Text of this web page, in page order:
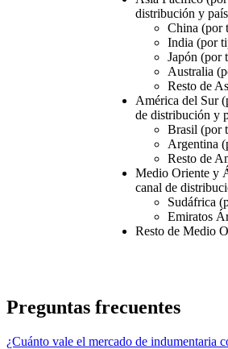
distribución y
China (por
India (por
Japón (por
Australia
Resto de
América del Sur
de distribución y
Brasil (por
Argentina
Resto de
Medio Oriente y
canal de
Sudáfrica
Emiratos
Resto de Medio
Preguntas frecuentes
¿Cuánto vale el mercado de indumentaria